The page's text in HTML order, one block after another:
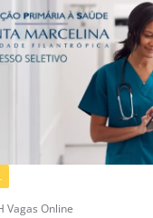
Vagas Online